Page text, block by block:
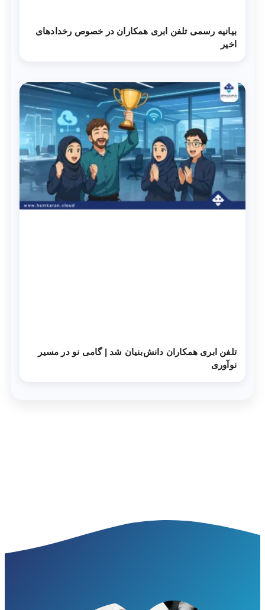
بیانیه رسمی تلفن ابری همکاران در خصوص رخدادهای
اخیر
تلفن ابری همکاران دانش‌‌بنیان شد | گامی نو در مسیر
نوآوری